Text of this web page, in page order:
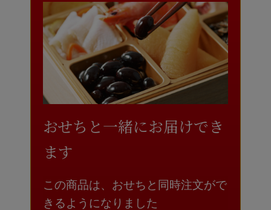
おせちと一緒にお届けでき
ます
この商品は、おせちと同時注文がで
きるようになりました